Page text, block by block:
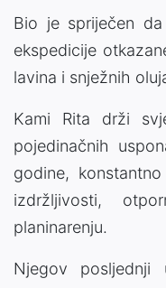
Bio je spriječen
ekspedicije
lavina i snježnih
Kami Rita drži
pojedinačnih
godine,
izdržljivosti,
planinarenju.
Njegov